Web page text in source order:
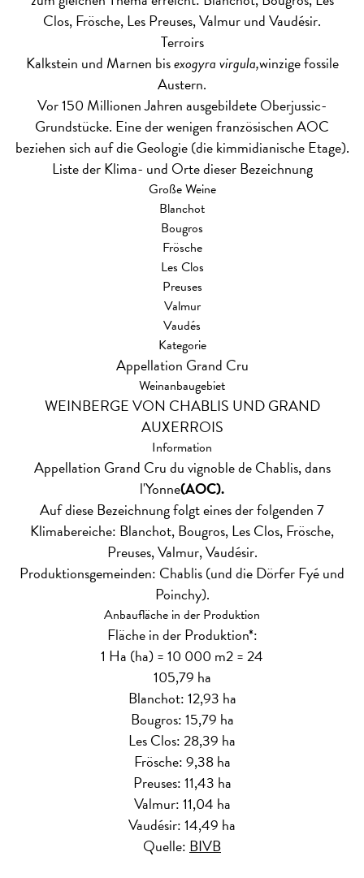
Clos, Frösche, Les Preuses, Valmur und Vaudésir.
Terroirs
Kalkstein und Marnen bisexogyra virgula,winzige fossile
Austern.
Vor 150 Millionen Jahren ausgebildete Oberjussic-
Grundstücke. Eine der wenigen französischen AOC
beziehen sich auf die Geologie (die kimmidianische Etage).
Liste der Klima- und Orte dieser Bezeichnung
Große Weine
Blanchot
Bougros
Frösche
Les Clos
Preuses
Valmur
Vaudés
Kategorie
Appellation Grand Cru
Weinanbaugebiet
WEINBERGE VON CHABLIS UND GRAND
AUXERROIS
Information
Appellation Grand Cru du vignoble de Chablis, dans
l'Yonne(AOC).
Auf diese Bezeichnung folgt eines der folgenden 7
Klimabereiche: Blanchot, Bougros, Les Clos, Frösche,
Preuses, Valmur, Vaudésir.
Produktionsgemeinden: Chablis (und die Dörfer Fyé und
Poinchy).
Anbaufläche in der Produktion
Fläche in der Produktion*:
1 Ha (ha) = 10 000 m2 = 24
105,79 ha
Blanchot: 12,93 ha
Bougros: 15,79 ha
Les Clos: 28,39 ha
Frösche: 9,38 ha
Preuses: 11,43 ha
Valmur: 11,04 ha
Vaudésir: 14,49 ha
Quelle: BIVB